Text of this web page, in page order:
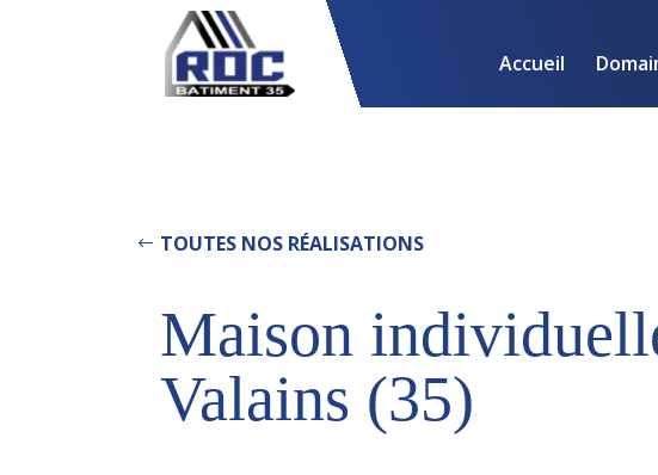
Accueil
TOUTES NOS RÉALISATIONS
Maison
Valains (35)